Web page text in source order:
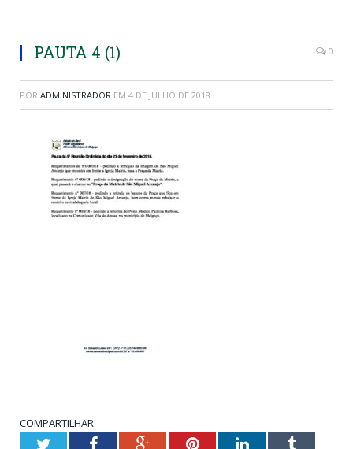
PAUTA 4 (1) 0
POR ADMINISTRADOR EM 4 DE JULHO DE 2018
COMPARTILHAR:
TwitterFacebookGoogle+PinterestLinkedInTumblr